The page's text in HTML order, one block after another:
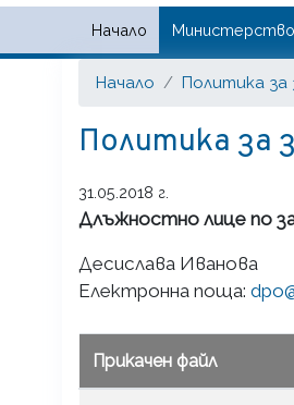
Начало Министерство
Начало Политика за
Политика за
31.05.2018 г.
Длъжностно лице по
Десислава Иванова
Електронна поща:
Прикачен файл